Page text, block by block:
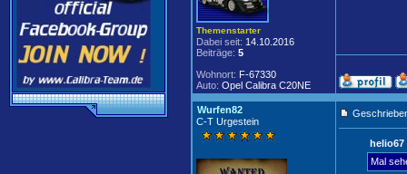
Themenstarter
Dabei seit: 14.10.2016
Beiträge: 5
Wohnort: F-67330
Auto: Opel Calibra C20NE
Wurfen82
C-T Urgestein
helio67
Mal